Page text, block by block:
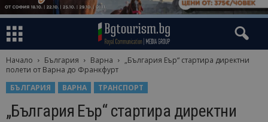
Начало България Варна
„България Еър“ стартира директни
полети от Варна до Франкфурт
БЪЛГАРИЯ
ВАРНА ТРАНСПОРТ
„България Еър“ стартира директни